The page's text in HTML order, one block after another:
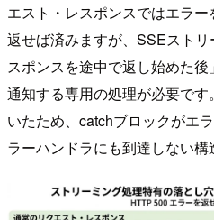
エスト・レスポンスではエラ
返せば済みますが、SSEスト
スポンスを途中で返し始めた
通知する専用の処理が必要で
いたため、catchブロックがエ
ラーハンドラにも到達しない構